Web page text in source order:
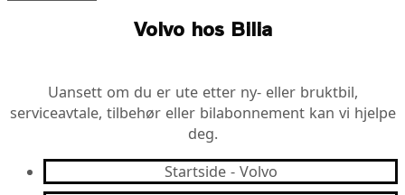
Volvo hos Bilia
Uansett om du er ute etter ny- eller bruktbil,
serviceavtale, tilbehør eller bilabonnement kan vi hjelpe
deg.
Startside - Volvo